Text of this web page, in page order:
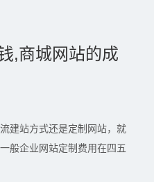
,商城网站的成
建站方式还是定制网站，就
般企业网站定制费用在四五
九千的报价也比较常见，如